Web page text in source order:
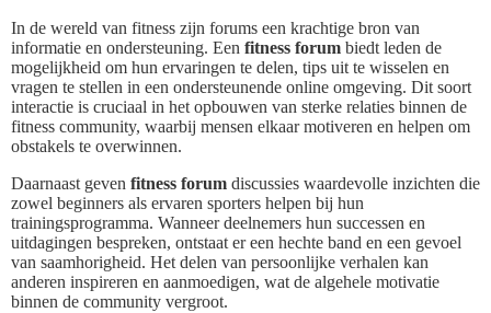
In de wereld van fitness zijn forums een krachtige bron van
informatie en ondersteuning. Een fitness forum biedt leden de
mogelijkheid om hun ervaringen te delen, tips uit te wisselen en
vragen te stellen in een ondersteunende online omgeving. Dit soort
interactie is cruciaal in het opbouwen van sterke relaties binnen de
fitness community, waarbij mensen elkaar motiveren en helpen om
obstakels te overwinnen.
Daarnaast geven fitness forum discussies waardevolle inzichten die
zowel beginners als ervaren sporters helpen bij hun
trainingsprogramma. Wanneer deelnemers hun successen en
uitdagingen bespreken, ontstaat er een hechte band en een gevoel
van saamhorigheid. Het delen van persoonlijke verhalen kan
anderen inspireren en aanmoedigen, wat de algehele motivatie
binnen de community vergroot.